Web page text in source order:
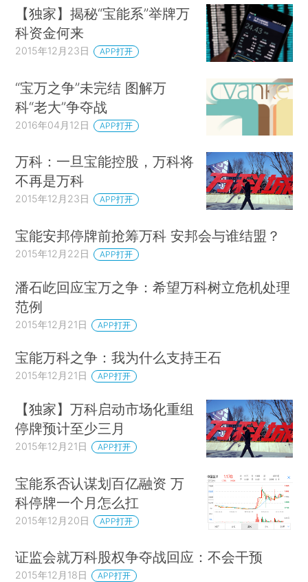
【独家】揭秘“宝能系”举牌万
科资金何来
2015年12月23日 APP打开
“宝万之争”未完结 图解万
科“老大”争夺战
2016年04月12日 APP打开
万科：一旦宝能控股，万科将
不再是万科
2015年12月23日 APP打开
宝能安邦停牌前抢筹万科 安邦会与谁结盟？
2015年12月22日 APP打开
潘石屹回应宝万之争：希望万科树立危机处理
范例
2015年12月21日 APP打开
宝能万科之争：我为什么支持王石
2015年12月21日 APP打开
【独家】万科启动市场化重组
停牌预计至少三月
2015年12月21日 APP打开
宝能系否认谋划百亿融资 万
科停牌一个月怎么扛
2015年12月20日 APP打开
证监会就万科股权争夺战回应：不会干预
2015年12月18日 APP打开